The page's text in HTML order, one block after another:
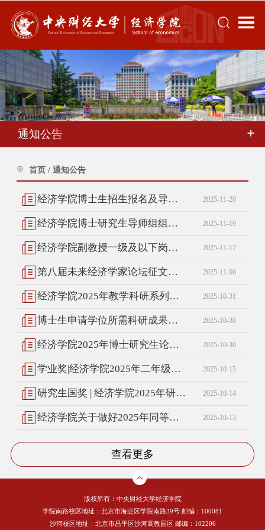
通知公告
首页 / 通知公告
经济学院博士生招生报名及导师介绍（一） 2025-11-20
经济学院博士研究生导师组组建信息公示（十七） 2025-11-19
经济学院副教授一级及以下岗位拟聘用人选公示 2025-11-12
第八届未来经济学家论坛征文通知 2025-11-06
经济学院2025年教学科研系列副高级专业技术职务评审申报人员及申报材料公示 2025-10-31
博士生申请学位所需科研成果公示2025（三） 2025-10-30
经济学院2025年博士研究生论文答辩公告（六） 2025-10-30
学业奖|经济学院2025年二年级及以上研究生学业奖学金评审结果公示 2025-10-15
研究生国奖 | 经济学院2025年研究生国家奖学金评审结果公示 2025-10-14
经济学院关于做好2025年同等学力人员申请硕士学位网上信息采集和现场确认的通知 2025-10-13
查看更多
版权所有：中央财经大学经济学院
学院南路校区地址：北京市海淀区学院南路39号 邮编：100081
沙河校区地址：北京市昌平区沙河高教园区 邮编：102206